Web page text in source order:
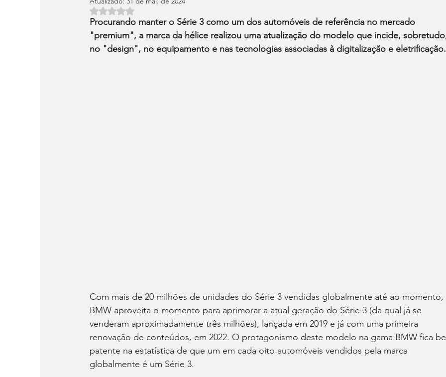
Avaliado com NaN de 5 estrelas.
Procurando manter o Série 3 como um dos automóveis de referência no mercado
"premium", a marca da hélice realizou uma atualização do modelo que incide,
no "design", no equipamento e nas tecnologias associadas à digitalização e eletrificação.
Com mais de 20 milhões de unidades do Série 3 vendidas globalmente até ao
BMW aproveita o momento para aprimorar a atual geração do Série 3 (da qual já se
venderam aproximadamente três milhões), lançada em 2019 e já com uma primeira
renovação de conteúdos, em 2022. O protagonismo deste modelo na gama BMW fica
patente na estatística de que um em cada oito automóveis vendidos pela marca
globalmente é um Série 3.